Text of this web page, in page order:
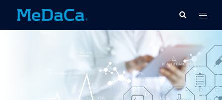
テ
検
索
ト
グ
メ
ニ
ュ
ー